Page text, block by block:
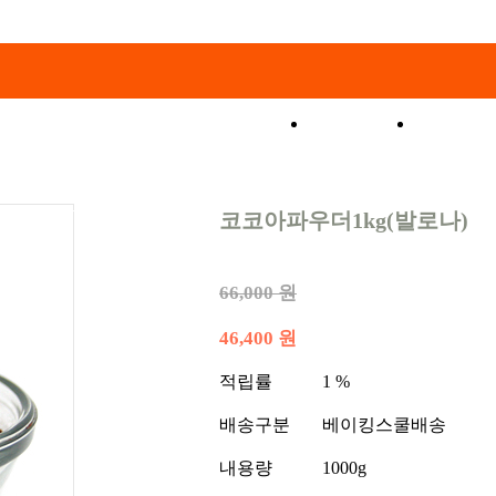
코코아파우더1kg(발로나)
66,000 원
46,400 원
적립률 1 %
배송구분 베이킹스쿨배송
내용량 1000g